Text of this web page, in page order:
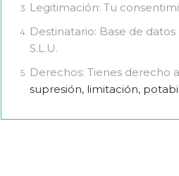
Legitimación: Tu
Destinatario: Base de
S.L.U.
Derechos: Tienes derecho
supresión, limitación,